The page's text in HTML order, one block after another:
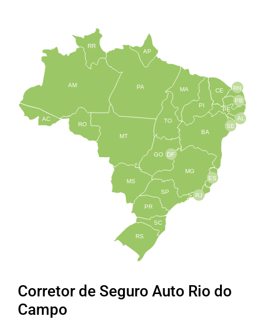
TO
BA
SE
PE
AL
RN
CE
PI
MA
AP
PA
RR
AM
AC
RO
MT
MS
GO
PR
SC
RS
SP
MG
RJ
ES
DF
PB
Corretor de Seguro Auto Rio do
Campo